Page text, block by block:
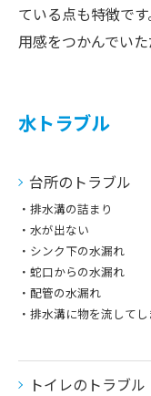
ている点も特徴で
用感をつかんでい
水トラブル
台所のトラブル
・排水溝の詰まり
・水が出ない
・シンク下の水漏れ
・蛇口からの水漏れ
・配管の水漏れ
・排水溝に物を流して
トイレのトラブル